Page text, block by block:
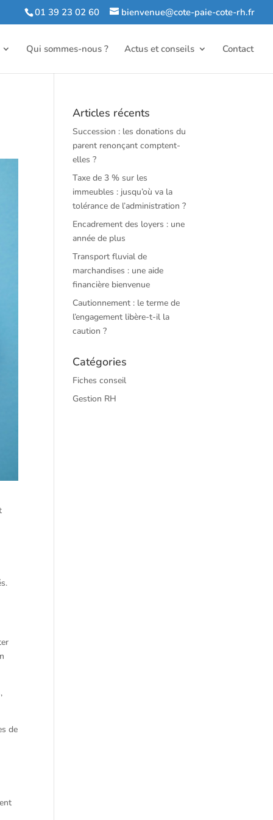
01 39 23 02 60 bienvenue@cote-paie-cote-rh.fr
Qui sommes-nous ? Actus et conseils Contact
de
Articles récents
Succession : les donations du
parent renonçant comptent-
elles ?
Taxe de 3 % sur les
immeubles : jusqu’où va la
tolérance de l’administration ?
Encadrement des loyers : une
année de plus
Transport fluvial de
marchandises : une aide
financière bienvenue
Cautionnement : le terme de
l’engagement libère-t-il la
caution ?
Catégories
Fiches conseil
Gestion RH